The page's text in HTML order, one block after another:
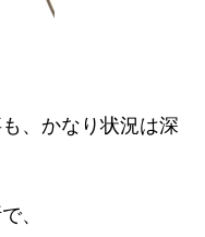
、かなり状況は深
、